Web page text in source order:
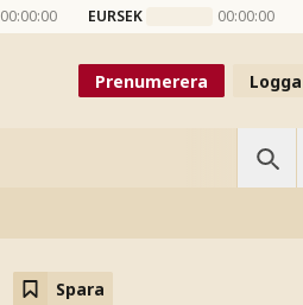
00:00:00 EURSEK 00:00:00
Prenumerera
Spara